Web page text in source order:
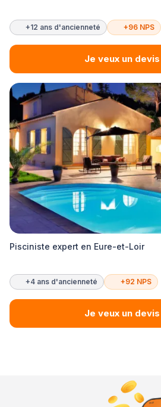
+12 ans d'ancienneté +96 NPS
Je veux un
Pisciniste expert en Eure-et-Loir
+4 ans d'ancienneté +92 NPS
Je veux un